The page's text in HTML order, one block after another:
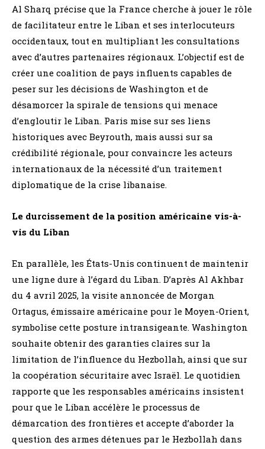
Al Sharq précise que la France cherche à jouer le rôle
de facilitateur entre le Liban et ses interlocuteurs
occidentaux, tout en multipliant les consultations
avec d’autres partenaires régionaux. L’objectif est de
créer une coalition de pays influents capables de
peser sur les décisions de Washington et de
désamorcer la spirale de tensions qui menace
d’engloutir le Liban. Paris mise sur ses liens
historiques avec Beyrouth, mais aussi sur sa
crédibilité régionale, pour convaincre les acteurs
internationaux de la nécessité d’un traitement
diplomatique de la crise libanaise.
Le durcissement de la position américaine vis-à-
vis du Liban
En parallèle, les États-Unis continuent de maintenir
une ligne dure à l’égard du Liban. D’après Al Akhbar
du 4 avril 2025, la visite annoncée de Morgan
Ortagus, émissaire américaine pour le Moyen-Orient,
symbolise cette posture intransigeante. Washington
souhaite obtenir des garanties claires sur la
limitation de l’influence du Hezbollah, ainsi que sur
la coopération sécuritaire avec Israël. Le quotidien
rapporte que les responsables américains insistent
pour que le Liban accélère le processus de
démarcation des frontières et accepte d’aborder la
question des armes détenues par le Hezbollah dans